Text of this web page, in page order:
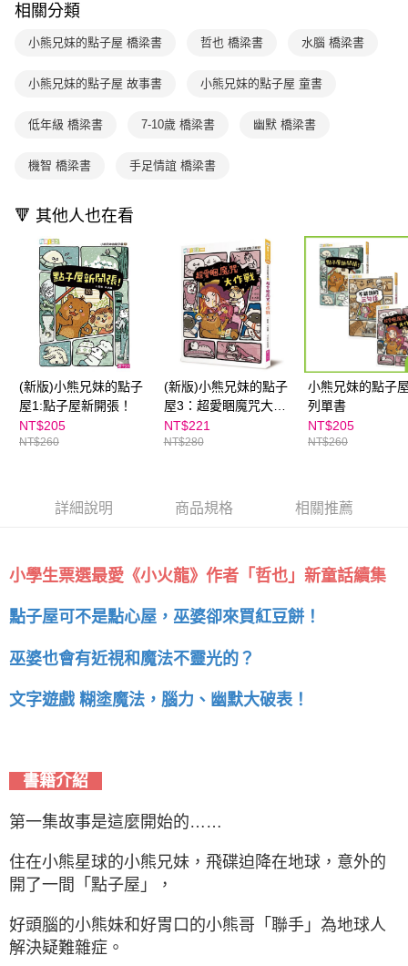
請求用戶進行身份認證。
恩沛科技股份有限公司將有權停止該用戶之使用額度並採取法律行動。
相關分類
小熊兄妹的點子屋 橋梁書 哲也 橋梁書 水腦 橋梁書
小熊兄妹的點子屋 故事書 小熊兄妹的點子屋 童書
低年級 橋梁書 7-10歲 橋梁書 幽默 橋梁書
機智 橋梁書 手足情誼 橋梁書
🔻 其他人也在看
(新版)小熊兄妹的點子
屋1:點子屋新開張！
NT$205
NT$260
(新版)小熊兄妹的點子
屋3：超愛睏魔咒大作
戰
NT$221
NT$280
小熊兄妹的點子
列單書
NT$205
NT$260
詳細說明 商品規格 相關推薦
小學生票選最愛《小火龍》作者「哲也」新童話續集
點子屋可不是點心屋，巫婆卻來買紅豆餅！
巫婆也會有近視和魔法不靈光的？
文字遊戲 糊塗魔法，腦力、幽默大破表！
書籍介紹
第一集故事是這麼開始的……
住在小熊星球的小熊兄妹，飛碟迫降在地球，意外的
開了一間「點子屋」，
好頭腦的小熊妹和好胃口的小熊哥「聯手」為地球人
解決疑難雜症。